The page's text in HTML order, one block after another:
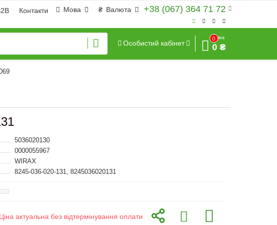
+38 (067) 364 71 72
₴ Валюта
Мова
Контакти
Особистий кабінет
0
Сума
0 ₴
5036020130
0000055967
WIRAX
8245-036-020-131, 8245036020131
Ціна актуальна без відтермінування оплати